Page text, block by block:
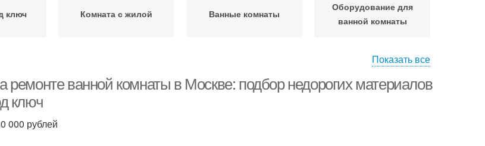
ключ Комната с жилой Ванные комнаты
Оборудование для
ванной комнаты
комнате
Показать все
ремонте ванной комнаты в Москве: подбор недорогих материалов
ключ
000 рублей